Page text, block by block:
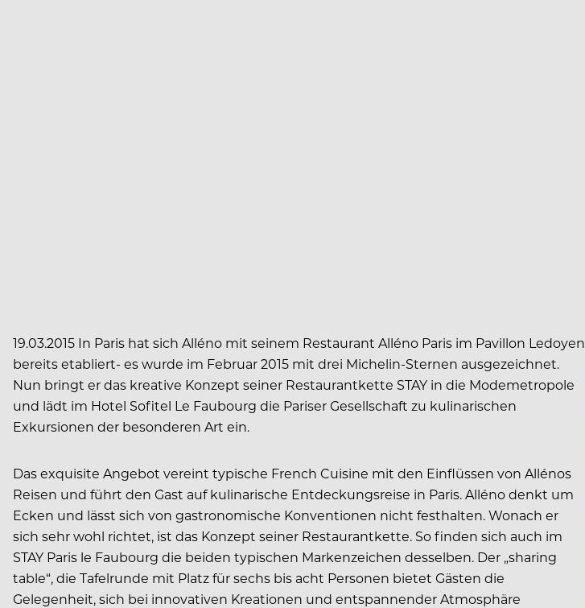
19.03.2015 In Paris hat sich Alléno mit seinem Restaurant Alléno Paris im Pavillon Ledoyen
bereits etabliert- es wurde im Februar 2015 mit drei Michelin-Sternen ausgezeichnet.
Nun bringt er das kreative Konzept seiner Restaurantkette STAY in die Modemetropole
und lädt im Hotel Sofitel Le Faubourg die Pariser Gesellschaft zu kulinarischen
Exkursionen der besonderen Art ein.
Das exquisite Angebot vereint typische French Cuisine mit den Einflüssen von Allénos
Reisen und führt den Gast auf kulinarische Entdeckungsreise in Paris. Alléno denkt um
Ecken und lässt sich von gastronomische Konventionen nicht festhalten. Wonach er
sich sehr wohl richtet, ist das Konzept seiner Restaurantkette. So finden sich auch im
STAY Paris le Faubourg die beiden typischen Markenzeichen desselben. Der „sharing
table“, die Tafelrunde mit Platz für sechs bis acht Personen bietet Gästen die
Gelegenheit, sich bei innovativen Kreationen und entspannender Atmosphäre